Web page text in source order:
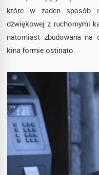
które w żaden sposób
dźwiękowej z ruchomymi
natomiast zbudowana na
kina formie ostinato.